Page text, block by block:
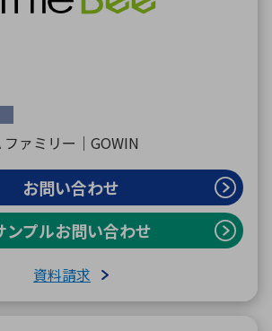
ァミリー｜GOWIN
お問い合わせ
ンプルお問い合わせ
資料請求